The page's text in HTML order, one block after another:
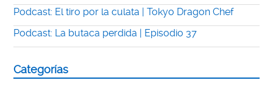
Podcast: El tiro por la culata | Tokyo Dragon Chef
Podcast: La butaca perdida | Episodio 37
Categorías